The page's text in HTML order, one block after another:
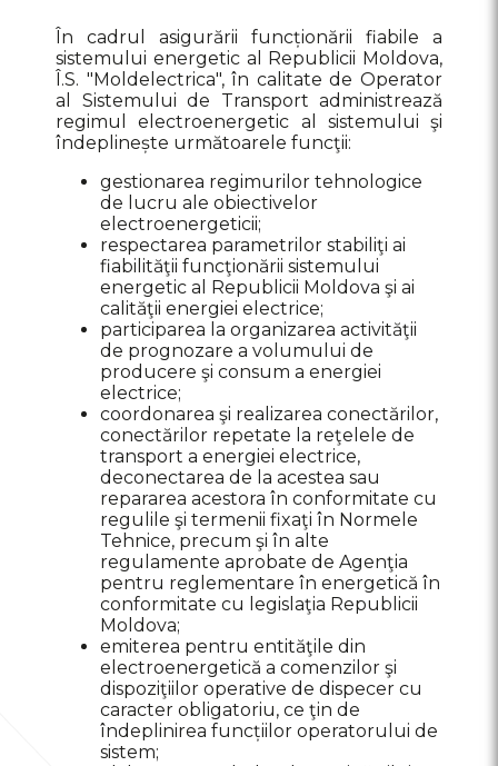
În cadrul asigurării funcționării fiabile a
sistemului energetic al Republicii Moldova,
Î.S. "Moldelectrica", în calitate de Operator
al Sistemului de Transport administrează
regimul electroenergetic al sistemului şi
îndeplinește următoarele funcţii:
gestionarea regimurilor tehnologice
de lucru ale obiectivelor
electroenergeticii;
respectarea parametrilor stabiliţi ai
fiabilităţii funcţionării sistemului
energetic al Republicii Moldova şi ai
calităţii energiei electrice;
participarea la organizarea activităţii
de prognozare a volumului de
producere şi consum a energiei
electrice;
coordonarea şi realizarea conectărilor,
conectărilor repetate la reţelele de
transport a energiei electrice,
deconectarea de la acestea sau
repararea acestora în conformitate cu
regulile şi termenii fixaţi în Normele
Tehnice, precum şi în alte
regulamente aprobate de Agenţia
pentru reglementare în energetică în
conformitate cu legislaţia Republicii
Moldova;
emiterea pentru entităţile din
electroenergetică a comenzilor şi
dispoziţiilor operative de dispecer cu
caracter obligatoriu, ce ţin de
îndeplinirea funcțiilor operatorului de
sistem;